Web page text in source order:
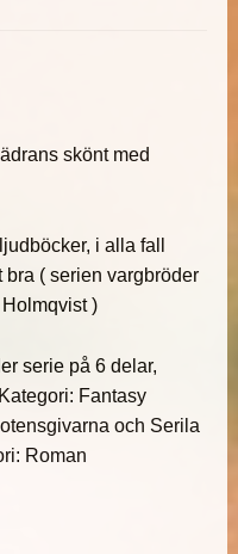
skönt med
i alla fall
bra ( serien vargbröder
)
serie på 6 delar,
Fantasy
och Serila
Roman